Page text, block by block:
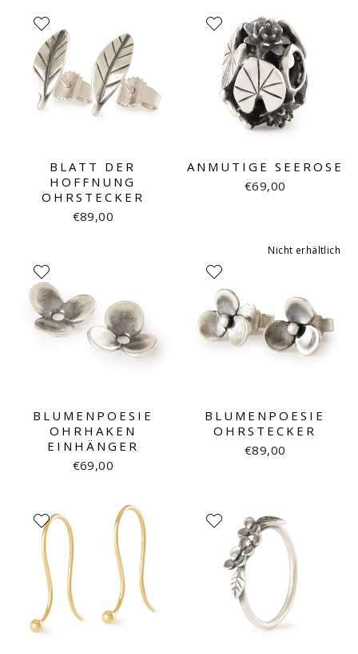
BLATT DER
HOFFNUNG
OHRSTECKER
€89,00
ANMUTIGE SEEROSE
€69,00
BLUMENPOESIE
OHRHAKEN
EINHÄNGER
€69,00
Nicht erhältlich
BLUMENPOESIE
OHRSTECKER
€89,00